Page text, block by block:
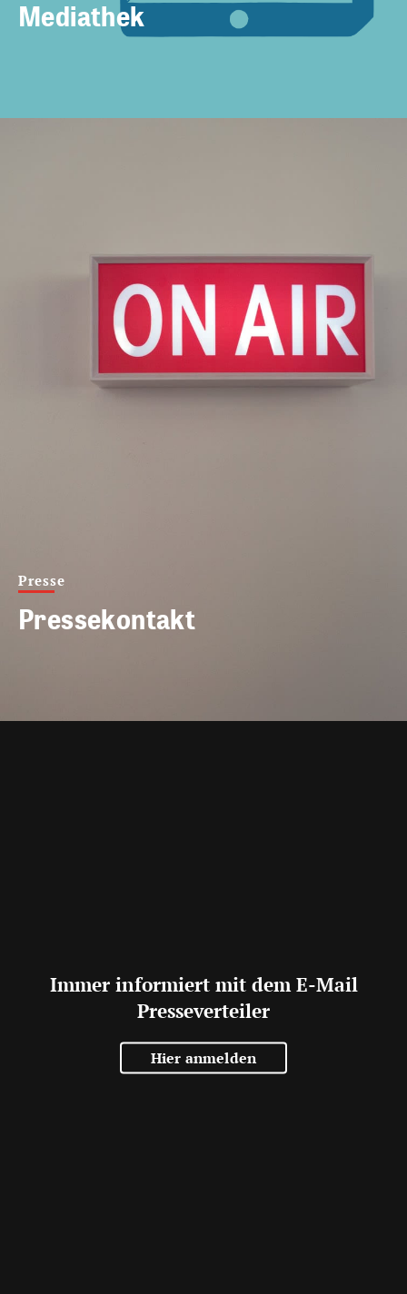
Mediathek
Presse
Pressekontakt
Immer informiert mit dem E-Mail
Presseverteiler
Hier anmelden